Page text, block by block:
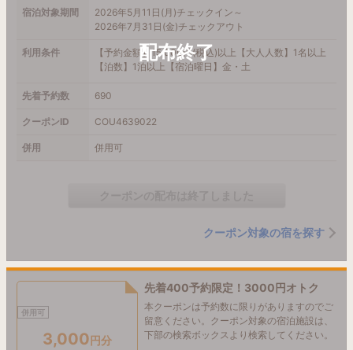
宿泊対象期間
2026年5月11日(月)チェックイン～
2026年7月31日(金)チェックアウト
利用条件
【予約金額】15,000円(税込)以上【大人人数】1名以上
【泊数】1泊以上【宿泊曜日】金・土
先着予約数 690
クーポンID COU4639022
併用 併用可
クーポン対象の宿を探す
併用可
3,000円分
先着400予約限定！3000円オトク
本クーポンは予約数に限りがありますのでご
留意ください。クーポン対象の宿泊施設は、
下部の検索ボックスより検索してください。